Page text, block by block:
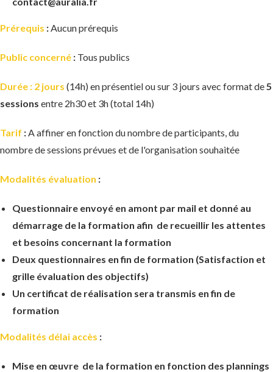
Prérequis :Aucun prérequis
Public concerné : Tous publics
Durée : 2 jours (14h) en présentiel ou sur 3 jours avec format de5
sessions entre 2h30 et 3h (total 14h)
Tarif :A affiner en fonction du nombre de participants, du
nombre de sessions prévues et de l'organisation souhaitée
Modalités évaluation :
Questionnaire envoyé en amont par mail et donné au
démarrage de la formation afin de recueillir les attentes
et besoins concernant la formation
Deux questionnaires en fin de formation (Satisfaction et
grille évaluation des objectifs)
Un certificat de réalisation sera transmis en fin de
formation
Modalités délai accès :
Mise en œuvre de la formation en fonction des plannings